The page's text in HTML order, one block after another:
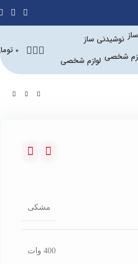
نوشیدنی ساز
لوازم شخصی
0
مشکی
400 وات